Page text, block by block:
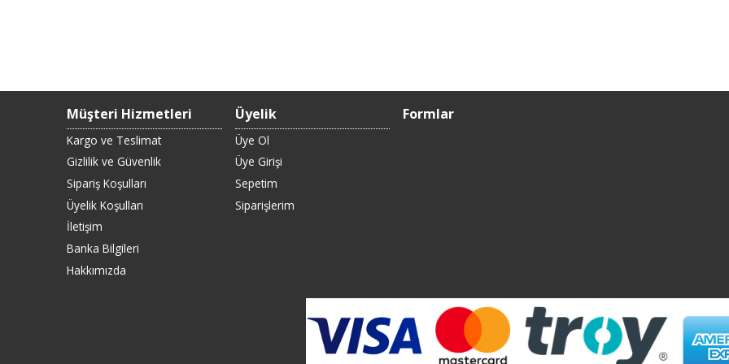
Müşteri Hizmetleri
Kargo ve Teslimat
Gizlilik ve Güvenlik
Sipariş Koşulları
Üyelik Koşulları
İletişim
Banka Bilgileri
Hakkımızda
Üyelik
Üye Ol
Üye Girişi
Sepetim
Siparişlerim
Formlar